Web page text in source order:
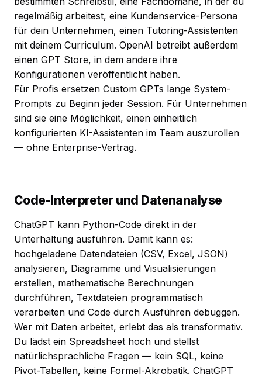
regelmäßig arbeitest, eine Kundenservice-Persona
für dein Unternehmen, einen Tutoring-Assistenten
mit deinem Curriculum. OpenAI betreibt außerdem
einen GPT Store, in dem andere ihre
Konfigurationen veröffentlicht haben.
Für Profis ersetzen Custom GPTs lange System-
Prompts zu Beginn jeder Session. Für Unternehmen
sind sie eine Möglichkeit, einen einheitlich
konfigurierten KI-Assistenten im Team auszurollen
— ohne Enterprise-Vertrag.
Code-Interpreter und Datenanalyse
ChatGPT kann Python-Code direkt in der
Unterhaltung ausführen. Damit kann es:
hochgeladene Datendateien (CSV, Excel, JSON)
analysieren, Diagramme und Visualisierungen
erstellen, mathematische Berechnungen
durchführen, Textdateien programmatisch
verarbeiten und Code durch Ausführen debuggen.
Wer mit Daten arbeitet, erlebt das als transformativ.
Du lädst ein Spreadsheet hoch und stellst
natürlichsprachliche Fragen — kein SQL, keine
Pivot-Tabellen, keine Formel-Akrobatik. ChatGPT